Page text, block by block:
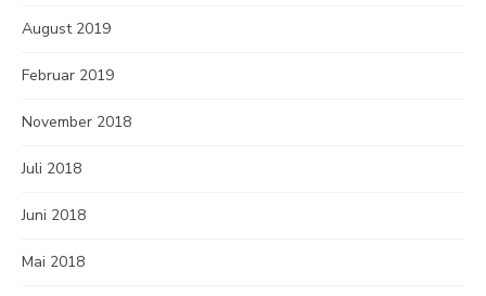
August 2019
Februar 2019
November 2018
Juli 2018
Juni 2018
Mai 2018